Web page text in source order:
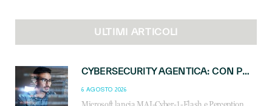
ULTIMI ARTICOLI
CYBERSECURITY AGENTICA: CON PERCEPTION E MAI-CYBER-1-FLASH MICROSOFT APRE NUOVI SERVIZI PER IL CANALE
6 AGOSTO 2026